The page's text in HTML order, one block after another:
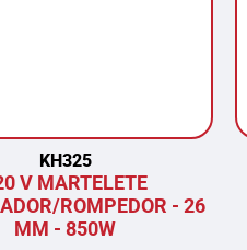
KH325
V MARTELETE
ROMPEDOR - 26
MM - 850W